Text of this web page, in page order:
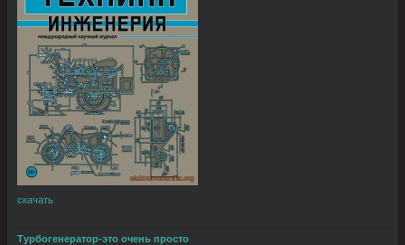
скачать
Турбогенератор-это очень просто